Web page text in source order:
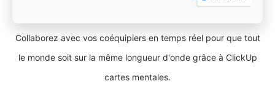
Collaborez avec vos coéquipiers en temps réel pour que tout
le monde soit sur la même longueur d'onde grâce à ClickUp
cartes mentales.